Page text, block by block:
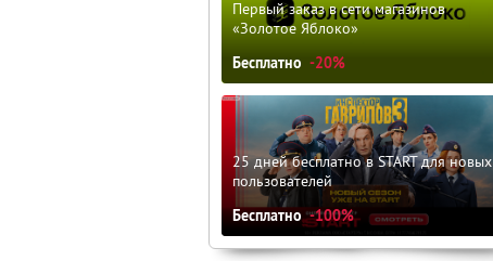
Первый заказ в сети магазинов
«Золотое Яблоко»
Бесплатно -20%
25 дней бесплатно в START для новых
пользователей
Бесплатно -100%